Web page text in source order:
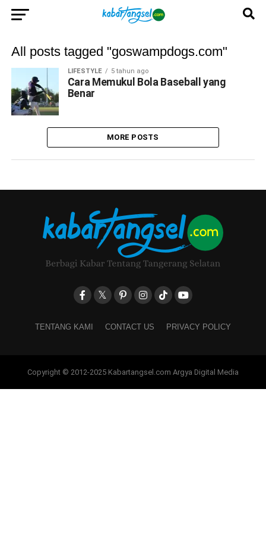
All posts tagged "goswampdogs.com"
LIFESTYLE 5 tahun ago
Cara Memukul Bola Baseball yang
Benar
MORE POSTS
TENTANG KAMI CONTACT US PRIVACY POLICY
Copyright © 2012-2025 Kabartangsel.com Argya Digital Media